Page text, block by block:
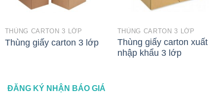
THÙNG CARTON 3 LỚP
Thùng giấy carton 3 lớp
THÙNG CARTON 3 LỚP
Thùng giấy carton xuất
nhập khẩu 3 lớp
ĐĂNG KÝ NHẬN BÁO GIÁ